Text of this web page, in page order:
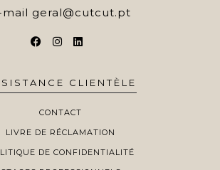
mail geral@cutcut.pt
CLIENTÈLE
CONTACT
LIVRE DE RÉCLAMATION
DE CONFIDENTIALITÉ